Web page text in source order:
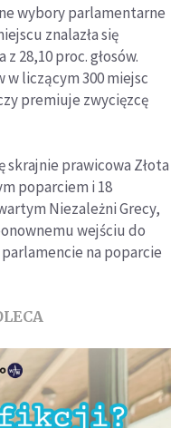
wybory parlamentarne
znalazła się
28,10 proc. głosów.
w liczącym 300 miejsc
premiuje zwycięzcę
skrajnie prawicowa Złota
poparciem i 18
Niezależni Grecy,
wejściu do
na poparcie